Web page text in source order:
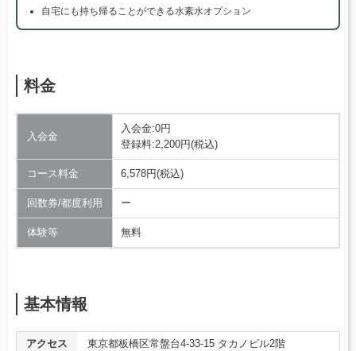
自宅にも持ち帰ることができる水素水オプション
料金
入会金
入会金:0円
登録料:2,200円(税込)
コース料金 6,578円(税込)
回数券/都度利用 ー
体験等 無料
基本情報
アクセス
東京都板橋区常盤台4-33-15 タカノビル2階